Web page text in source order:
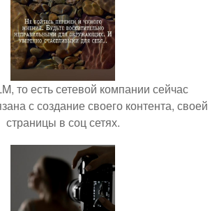
то есть сетевой компании сейчас
с создание своего контента, своей
страницы в соц сетях.